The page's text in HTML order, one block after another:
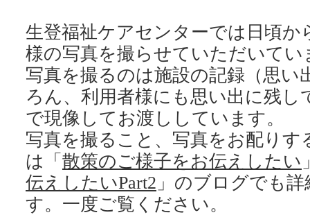
生登福祉ケアセンターでは日頃か
様の写真を撮らせていただいてい
写真を撮るのは施設の記録（思い
ろん、利用者様にも思い出に残
で現像してお渡ししています。
写真を撮ること、写真をお配り
は「 散策のご様子をお伝えしたい
伝えしたいPart2 」のブログでも
す。一度ご覧ください。